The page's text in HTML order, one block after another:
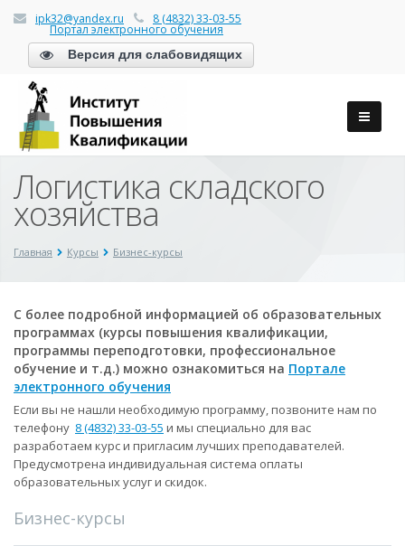
ipk32@yandex.ru 8 (4832) 33-03-55
Портал электронного обучения
Версия для слабовидящих
Логистика складского
хозяйства
Главная Курсы Бизнес-курсы
С более подробной информацией об образовательных
программах (курсы повышения квалификации,
программы переподготовки, профессиональное
обучение и т.д.) можно ознакомиться на Портале
электронного обучения
Если вы не нашли необходимую программу, позвоните нам по
телефону 8 (4832) 33-03-55 и мы специально для вас
разработаем курс и пригласим лучших преподавателей.
Предусмотрена индивидуальная система оплаты
образовательных услуг и скидок.
Бизнес-курсы